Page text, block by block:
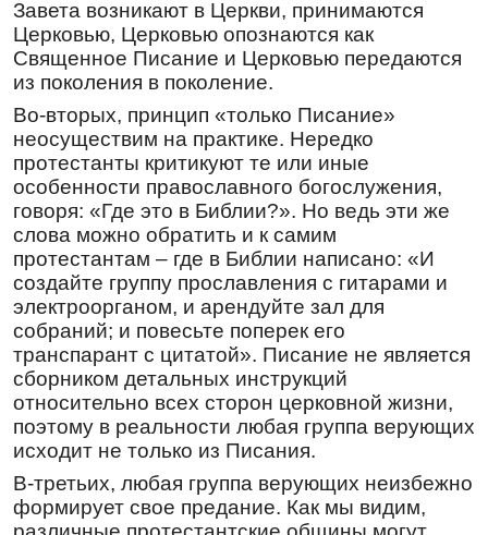
Пра́зднует днесь Ца́рствующий град/ пра́здник
пресве́тлый светоно́сныя Твоея́ па́мяти,/
вся́кий призыва́я град и страну́;/ ра́дуется бо,
я́ко име́я сокро́вище ве́лие,/
му́чениче, Правосла́вия свети́льниче.
Перевод:
Празднует сегодня Царствующий город
праздник пресветлый светоносной твоей
памяти, всякий призывая город и страну, ибо
радуется, имея, как великое сокровище,
многострадальное тело твое, мученик
Андрей, Православия светильник.
Преподобному Антонию Леохновскому
Тропарь,глас 1
Пусты́нный жи́тель и в телеси́ а́нгел,
богоно́сец показа́лся еси́, поще́нием и
бде́нием о́тче на́ш Анто́ние, небе́сный да́р
прия́л еси́: исцеля́еши неду́жныя и ду́ши
притека́ющих с ве́рою к ра́це честны́х моще́й
твои́х. Сла́ва Да́вшему тебе́ кре́пость, сла́ва
Венча́вшему тя́, сла́ва Де́йствующему тобо́ю
Завета возникают в Церкви, принимаются
Церковью, Церковью опознаются как
Священное Писание и Церковью передаются
из поколения в поколение.
Во-вторых, принцип «только Писание»
неосуществим на практике. Нередко
протестанты критикуют те или иные
особенности православного богослужения,
говоря: «Где это в Библии?». Но ведь эти же
слова можно обратить и к самим
протестантам – где в Библии написано: «И
создайте группу прославления с гитарами и
электроорганом, и арендуйте зал для
собраний; и повесьте поперек его
транспарант с цитатой». Писание не является
сборником детальных инструкций
относительно всех сторон церковной жизни,
поэтому в реальности любая группа верующих
исходит не только из Писания.
В-третьих, любая группа верующих неизбежно
формирует свое предание. Как мы видим,